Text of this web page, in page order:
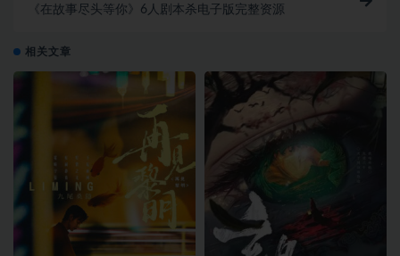
《在故事尽头等你》6人剧本杀电子版完整资源
相关文章